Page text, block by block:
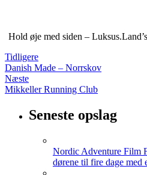
Hold øje med siden –
Tidligere
Danish Made – Norrskov
Næste
Mikkeller Running Club
Seneste opslag
Nordic Adventure Film
dørene til fire dage med